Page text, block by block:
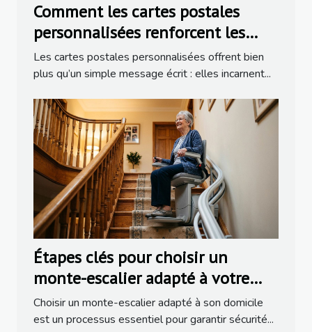
Comment les cartes postales
personnalisées renforcent les
liens familiaux ?
Les cartes postales personnalisées offrent bien
plus qu’un simple message écrit : elles incarnent...
Étapes clés pour choisir un
monte-escalier adapté à votre
domicile
Choisir un monte-escalier adapté à son domicile
est un processus essentiel pour garantir sécurité...